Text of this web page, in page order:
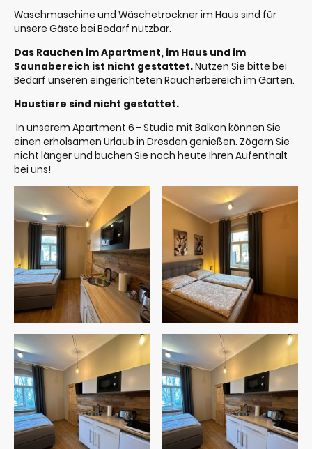
Waschmaschine und Wäschetrockner im Haus sind für
unsere Gäste bei Bedarf nutzbar.
Das Rauchen im Apartment, im Haus und im
Saunabereich ist nicht gestattet.Nutzen Sie bitte bei
Bedarf unseren eingerichteten Raucherbereich im Garten.
Haustiere sind nicht gestattet.
In unserem Apartment 6 - Studio mit Balkon können Sie
einen erholsamen Urlaub in Dresden genießen. Zögern Sie
nicht länger und buchen Sie noch heute Ihren Aufenthalt
bei uns!